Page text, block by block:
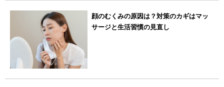
顔のむくみの原因は？対策のカギはマッ
サージと生活習慣の見直し